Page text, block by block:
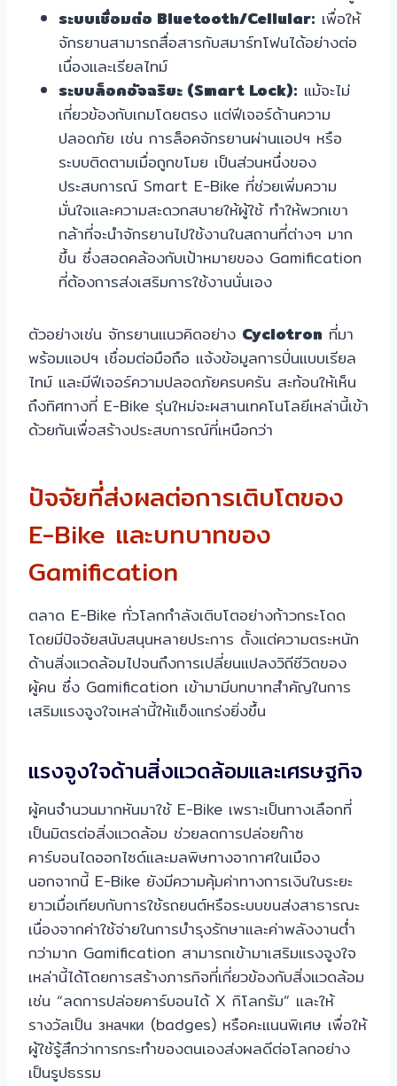
ระบบเชื่อมต่อ Bluetooth/Cellular: เพื่อให้
จักรยานสามารถสื่อสารกับสมาร์ทโฟนได้อย่างต่อ
เนื่องและเรียลไทม์
ระบบล็อคอัจฉริยะ (Smart Lock): แม้จะไม่
เกี่ยวข้องกับเกมโดยตรง แต่ฟีเจอร์ด้านความ
ปลอดภัย เช่น การล็อคจักรยานผ่านแอปฯ หรือ
ระบบติดตามเมื่อถูกขโมย เป็นส่วนหนึ่งของ
ประสบการณ์ Smart E-Bike ที่ช่วยเพิ่มความ
มั่นใจและความสะดวกสบายให้ผู้ใช้ ทำให้พวกเขา
กล้าที่จะนำจักรยานไปใช้งานในสถานที่ต่างๆ มาก
ขึ้น ซึ่งสอดคล้องกับเป้าหมายของ Gamification
ที่ต้องการส่งเสริมการใช้งานนั่นเอง
ตัวอย่างเช่น จักรยานแนวคิดอย่าง Cyclotron ที่มา
พร้อมแอปฯ เชื่อมต่อมือถือ แจ้งข้อมูลการปั่นแบบเรียล
ไทม์ และมีฟีเจอร์ความปลอดภัยครบครัน สะท้อนให้เห็น
ถึงทิศทางที่ E-Bike รุ่นใหม่จะผสานเทคโนโลยีเหล่านี้เข้า
ด้วยกันเพื่อสร้างประสบการณ์ที่เหนือกว่า
ปัจจัยที่ส่งผลต่อการเติบโตของ
E-Bike และบทบาทของ
Gamification
ตลาด E-Bike ทั่วโลกกำลังเติบโตอย่างก้าวกระโดด
โดยมีปัจจัยสนับสนุนหลายประการ ตั้งแต่ความตระหนัก
ด้านสิ่งแวดล้อมไปจนถึงการเปลี่ยนแปลงวิถีชีวิตของ
ผู้คน ซึ่ง Gamification เข้ามามีบทบาทสำคัญในการ
เสริมแรงจูงใจเหล่านี้ให้แข็งแกร่งยิ่งขึ้น
แรงจูงใจด้านสิ่งแวดล้อมและเศรษฐกิจ
ผู้คนจำนวนมากหันมาใช้ E-Bike เพราะเป็นทางเลือกที่
เป็นมิตรต่อสิ่งแวดล้อม ช่วยลดการปล่อยก๊าซ
คาร์บอนไดออกไซด์และมลพิษทางอากาศในเมือง
นอกจากนี้ E-Bike ยังมีความคุ้มค่าทางการเงินในระยะ
ยาวเมื่อเทียบกับการใช้รถยนต์หรือระบบขนส่งสาธารณะ
เนื่องจากค่าใช้จ่ายในการบำรุงรักษาและค่าพลังงานต่ำ
กว่ามาก Gamification สามารถเข้ามาเสริมแรงจูงใจ
เหล่านี้ได้โดยการสร้างภารกิจที่เกี่ยวข้องกับสิ่งแวดล้อม
เช่น “ลดการปล่อยคาร์บอนได้ X กิโลกรัม” และให้
รางวัลเป็น значки (badges) หรือคะแนนพิเศษ เพื่อให้
ผู้ใช้รู้สึกว่าการกระทำของตนเองส่งผลดีต่อโลกอย่าง
เป็นรูปธรรม